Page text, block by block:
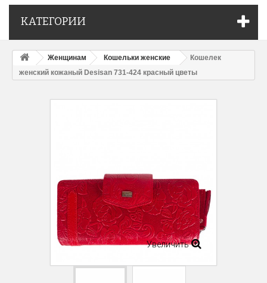
КАТЕГОРИИ
Женщинам Кошельки женские
Кошелек
женский кожаный Desisan 731-424 красный цветы
Увеличить